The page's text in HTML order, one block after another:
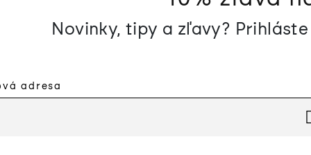
Novinky, tipy a zľavy?